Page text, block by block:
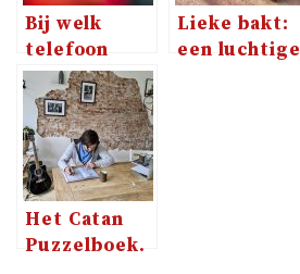
Bij welk
telefoon
team hoor
jij?
Lieke bakt:
een luchtige
Het Catan
Puzzelboek.